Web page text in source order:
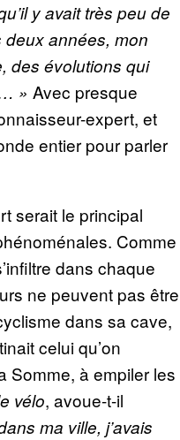
y avait très peu de
deux années, mon
des évolutions qui
» Avec presque
expert, et
entier pour parler
serait le principal
Comme
dans chaque
ne peuvent pas être
dans sa cave,
celui qu’on
Somme, à empiler les
vélo, avoue-t-il
ma ville, j’avais